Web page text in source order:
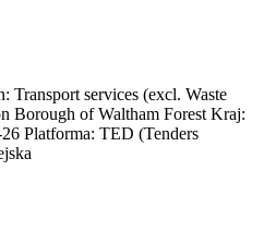
Transport services (excl. Waste
Borough of Waltham Forest Kraj:
Platforma: TED (Tenders